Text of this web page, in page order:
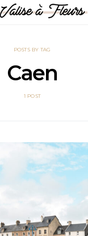
POSTS BY TAG
Caen
1 POST